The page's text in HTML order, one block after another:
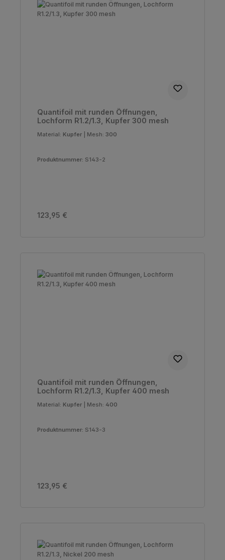
Quantifoil mit runden Öffnungen,
Lochform R1.2/1.3, Kupfer 300 mesh
Material: Kupfer Mesh: 300
Produktnummer: S143-2
Regulärer Preis:
123,95 €
Quantifoil mit runden Öffnungen,
Lochform R1.2/1.3, Kupfer 400 mesh
Material: Kupfer Mesh: 400
Produktnummer: S143-3
Regulärer Preis:
123,95 €